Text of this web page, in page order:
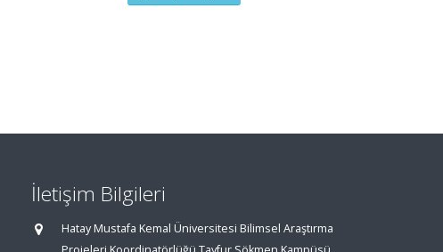
İletişim Bilgileri
Hatay Mustafa Kemal Üniversitesi Bilimsel Araştırma